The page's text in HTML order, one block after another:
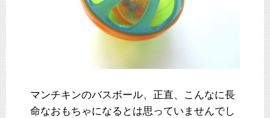
マンチキンのバスボール、正直、こんなに長
命なおもちゃになるとは思っていませんでし